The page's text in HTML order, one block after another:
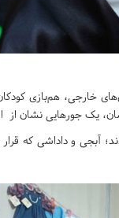
خارجی، هم‌بازی
یک جورهایی نشان
آبجی و داداشی که